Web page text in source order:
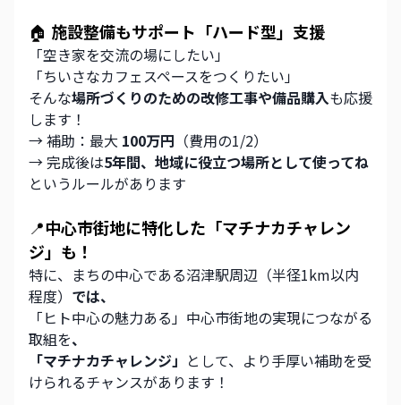
🏠 施設整備もサポート「ハード型」支援
「空き家を交流の場にしたい」
「ちいさなカフェスペースをつくりたい」
そんな場所づくりのための改修工事や備品購入も応援
します！
→ 補助：最大 100万円 （費用の1/2）
→ 完成後は5年間、地域に役立つ場所として使ってね
というルールがあります
📍中心市街地に特化した「マチナカチャレン
ジ」も！
特に、まちの中心である沼津駅周辺（半径1km以内
程度） では、
「ヒト中心の魅力ある」中心市街地の実現につながる
取組を、
「マチナカチャレンジ」 として、より手厚い補助を受
けられるチャンスがあります！